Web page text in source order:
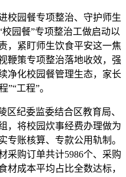
园餐专项整治、守护师生
园餐”专项整治工做启动以
，紧盯师生饮食平安这一焦
鞭策专项整治落地收效，强
净化校园餐管理生态，家长
”“工程”。
纪委监委结合区教育局、
，将校园炊事经费办理做为
专账核算、专款公用轨制。
采购订单共计5986个、采购
材成本平均占比全数达标，